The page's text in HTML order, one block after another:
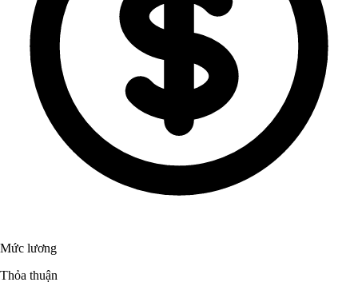
Mức lương
Thỏa thuận